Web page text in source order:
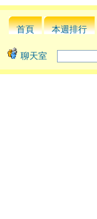
首頁 本週排行
聊天室